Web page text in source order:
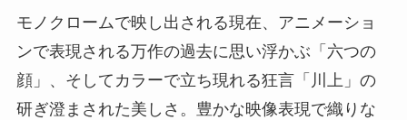
モノクロームで映し出される現在、アニメーショ
ンで表現される万作の過去に思い浮かぶ「六つの
顔」、そしてカラーで立ち現れる狂言「川上」の
研ぎ澄まされた美しさ。豊かな映像表現で織りな